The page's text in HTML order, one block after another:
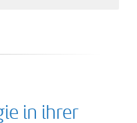
in ihrer